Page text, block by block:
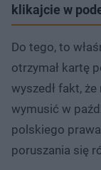
klikajcie w
Do tego, to
otrzymał kartę
wyszedł fakt,
wymusić w
polskiego
poruszania się